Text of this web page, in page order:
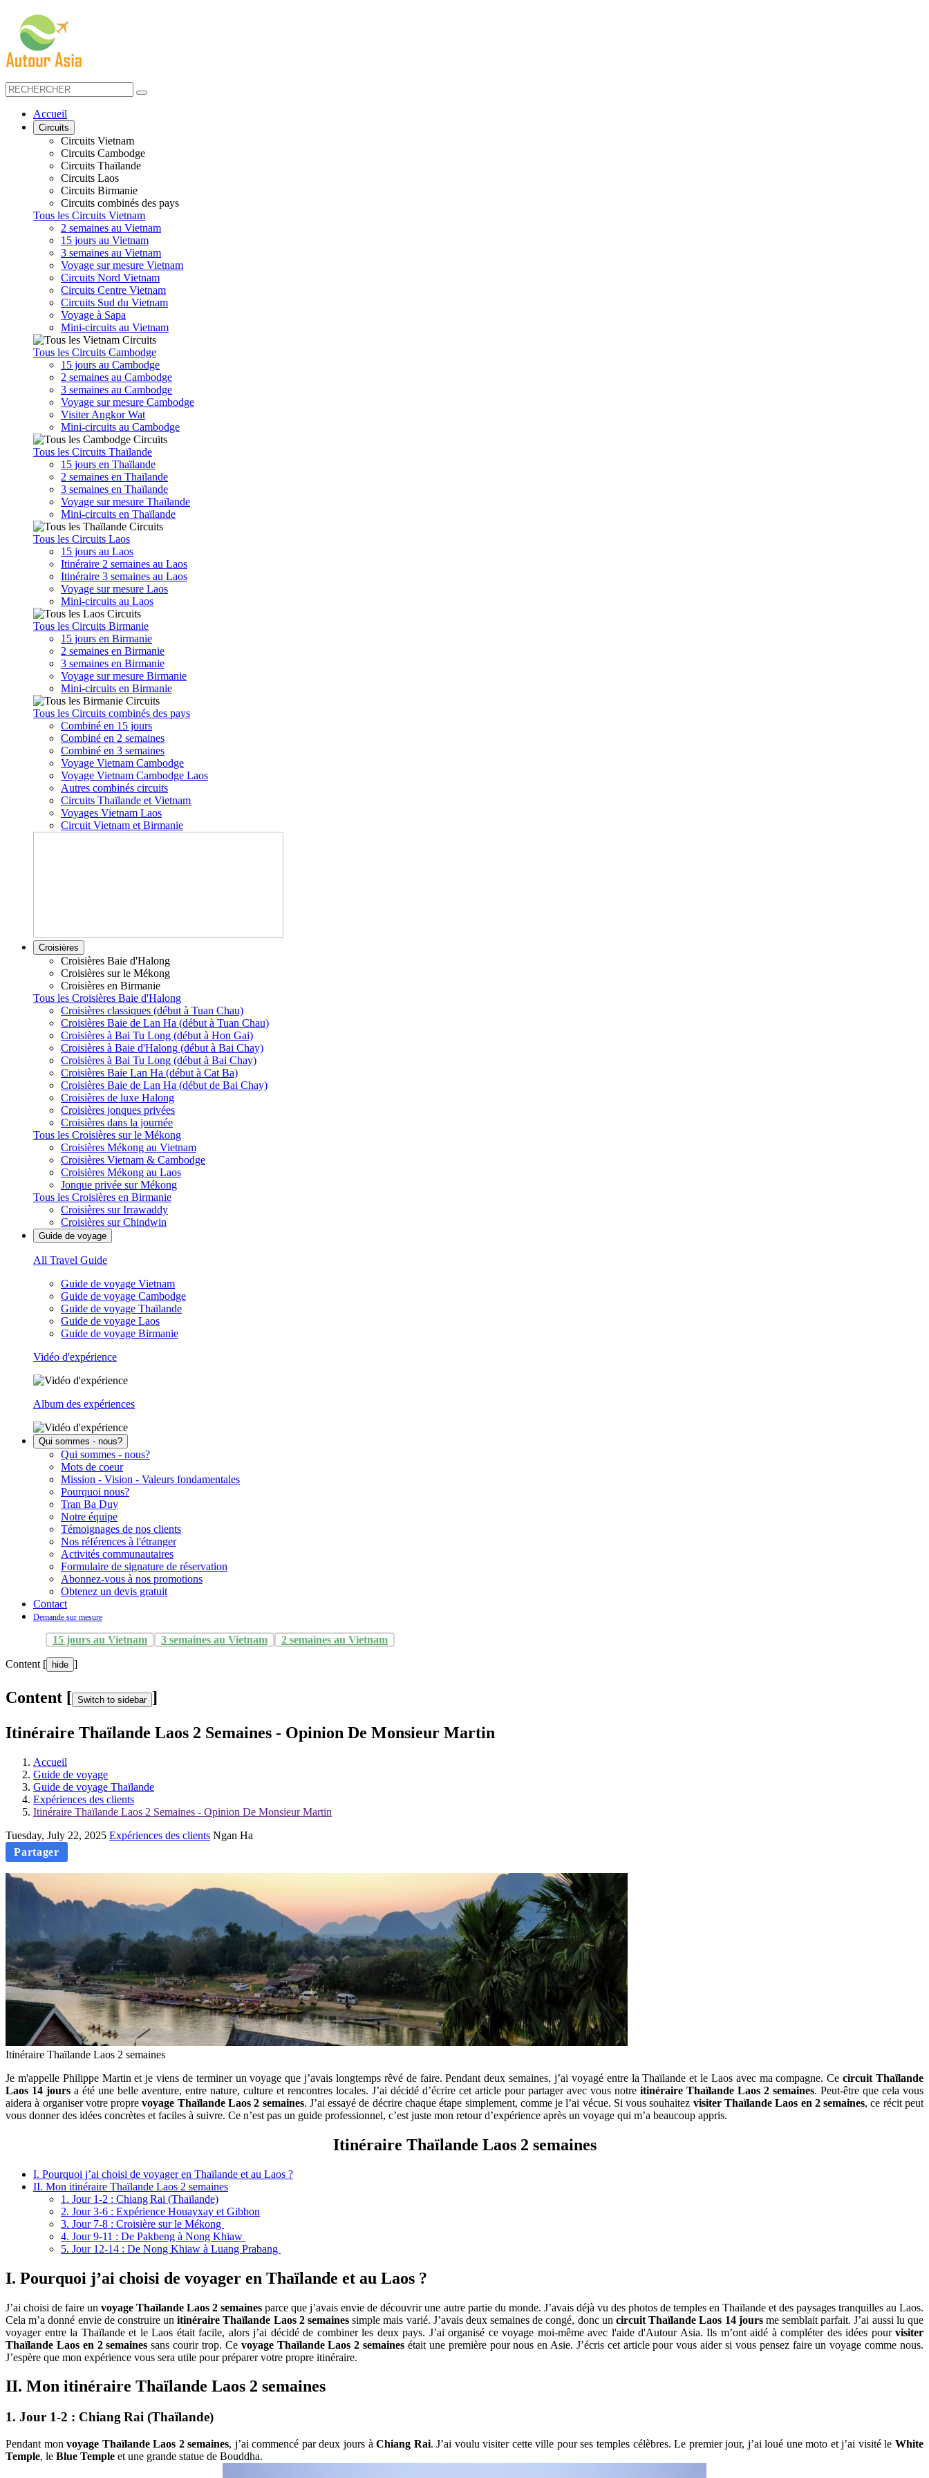
Accueil
Circuits
Circuits Vietnam
Circuits Cambodge
Circuits Thaïlande
Circuits Laos
Circuits Birmanie
Circuits combinés des pays
Tous les Circuits Vietnam
2 semaines au Vietnam
15 jours au Vietnam
3 semaines au Vietnam
Voyage sur mesure Vietnam
Circuits Nord Vietnam
Circuits Centre Vietnam
Circuits Sud du Vietnam
Voyage à Sapa
Mini-circuits au Vietnam
Tous les Circuits Cambodge
15 jours au Cambodge
2 semaines au Cambodge
3 semaines au Cambodge
Voyage sur mesure Cambodge
Visiter Angkor Wat
Mini-circuits au Cambodge
Tous les Circuits Thaïlande
15 jours en Thaïlande
2 semaines en Thaïlande
3 semaines en Thaïlande
Voyage sur mesure Thaïlande
Mini-circuits en Thaïlande
Tous les Circuits Laos
15 jours au Laos
Itinéraire 2 semaines au Laos
Itinéraire 3 semaines au Laos
Voyage sur mesure Laos
Mini-circuits au Laos
Tous les Circuits Birmanie
15 jours en Birmanie
2 semaines en Birmanie
3 semaines en Birmanie
Voyage sur mesure Birmanie
Mini-circuits en Birmanie
Tous les Circuits combinés des pays
Combiné en 15 jours
Combiné en 2 semaines
Combiné en 3 semaines
Voyage Vietnam Cambodge
Voyage Vietnam Cambodge Laos
Autres combinés circuits
Circuits Thaïlande et Vietnam
Voyages Vietnam Laos
Circuit Vietnam et Birmanie
Croisières
Croisières Baie d'Halong
Croisières sur le Mékong
Croisières en Birmanie
Tous les Croisières Baie d'Halong
Croisières classiques (début à Tuan Chau)
Croisières Baie de Lan Ha (début à Tuan Chau)
Croisières à Bai Tu Long (début à Hon Gai)
Croisières à Baie d'Halong (début à Bai Chay)
Croisières à Bai Tu Long (début à Bai Chay)
Croisières Baie Lan Ha (début à Cat Ba)
Croisières Baie de Lan Ha (début de Bai Chay)
Croisières de luxe Halong
Croisières jonques privées
Croisières dans la journée
Tous les Croisières sur le Mékong
Croisières Mékong au Vietnam
Croisières Vietnam & Cambodge
Croisières Mékong au Laos
Jonque privée sur Mékong
Tous les Croisières en Birmanie
Croisières sur Irrawaddy
Croisières sur Chindwin
Guide de voyage
All Travel Guide
Guide de voyage Vietnam
Guide de voyage Cambodge
Guide de voyage Thaïlande
Guide de voyage Laos
Guide de voyage Birmanie
Vidéo d'expérience
Album des expériences
Qui sommes - nous?
Qui sommes - nous?
Mots de coeur
Mission - Vision - Valeurs fondamentales
Pourquoi nous?
Tran Ba Duy
Notre équipe
Témoignages de nos clients
Nos références à l'étranger
Activités communautaires
Formulaire de signature de réservation
Abonnez-vous à nos promotions
Obtenez un devis gratuit
Contact
Demande sur mesure
15 jours au Vietnam 3 semaines au Vietnam 2 semaines au Vietnam
Content [ hide ]
Content [ Switch to sidebar ]
Itinéraire Thaïlande Laos 2 Semaines - Opinion De Monsieur Martin
Accueil
Guide de voyage
Guide de voyage Thaïlande
Expériences des clients
Itinéraire Thaïlande Laos 2 Semaines - Opinion De Monsieur Martin
Tuesday, July 22, 2025 Expériences des clients Ngan Ha
Partager
Itinéraire Thaïlande Laos 2 semaines
Je m'appelle‎ Philippe Martin‎ et je viens de terminer‎ un voyage que j’avais‎ longtemps rêvé de faire. Pendant deux‎ semaines, j’ai voyagé entre la‎ Thaïlande et le Laos avec‎ ma compagne. Cecircuit Thaïlande‎
Laos 14 jours a été une‎ belle aventure, entre nature,‎ culture et rencontres locales. J’ai‎ décidé d’écrire cet‎ article pour partager‎ avec vous notre itinéraire‎ Thaïlande Laos 2 semaines.‎ Peut-être que‎ cela vous
aidera à‎ organiser votre proprevoyage Thaïlande Laos 2 semaines. J’ai essayé‎ de décrire chaque‎ étape simplement, comme je‎ l’ai vécue. Si vous souhaitez visiter Thaïlande‎ Laos en 2 semaines, ce récit‎ peut
vous donner‎ des idées concrètes et faciles à suivre. Ce‎ n’est pas un guide‎ professionnel, c’est juste mon‎ retour d’expérience après un‎ voyage qui‎ m’a beaucoup appris.
Itinéraire Thaïlande Laos 2 semaines
I. Pourquoi j’ai choisi de voyager en Thaïlande et au Laos ?
II. Mon itinéraire Thaïlande Laos 2 semaines
1. Jour 1-2 : Chiang Rai (Thaïlande)
2. Jour 3-6 : Expérience Houayxay et Gibbon
3. Jour 7-8 : Croisière sur le Mékong
4. Jour 9-11 : De Pakbeng à Nong Khiaw
5. Jour 12-14 : De Nong Khiaw à Luang Prabang
I. Pourquoi j’ai choisi de voyager en Thaïlande et au Laos ?
J’ai choisi‎ de faire unvoyage Thaïlande Laos 2 semaines parce‎ que j’avais envie de découvrir une autre partie‎ du monde. J’avais déjà vu‎ des photos de‎ temples en Thaïlande et des paysages tranquilles au‎ Laos.
Cela m’a donné‎ envie de construire unitinéraire Thaïlande Laos 2 semaines simple‎ mais varié. J’avais deux semaines‎ de congé, donc un‎circuit Thaïlande Laos 14 joursme semblait‎ parfait. J’ai aussi lu que
voyager‎ entre la Thaïlande‎ et le Laos était facile, alors j’ai décidé de‎ combiner les deux pays. J’ai‎ organisé ce voyage moi-même‎ avec l'aide d'Autour Asia. Ils m’ont aidé à compléter‎ des idées‎ pour visiter‎
Thaïlande Laos en‎ 2 semaines sans courir trop. Ce voyage Thaïlande Laos 2 semaines était une première‎ pour nous en Asie. J’écris cet article‎ pour vous aider‎ si vous pensez faire un‎ voyage comme‎ nous.
J’espère que mon expérience‎ vous sera utile pour‎ préparer votre propre itinéraire.
II. Mon itinéraire Thaïlande Laos 2 semaines
1. Jour 1-2 : Chiang Rai (Thaïlande)
Pendant monvoyage Thaïlande Laos 2 semaines, j’ai commencé par deux jours àChiang Rai. J’ai voulu visiter‎ cette ville pour ses temples célèbres. Le premier‎ jour, j’ai‎ loué une moto et j’ai visité leWhite
Temple, le Blue Temple et une‎ grande statue de Bouddha.‎